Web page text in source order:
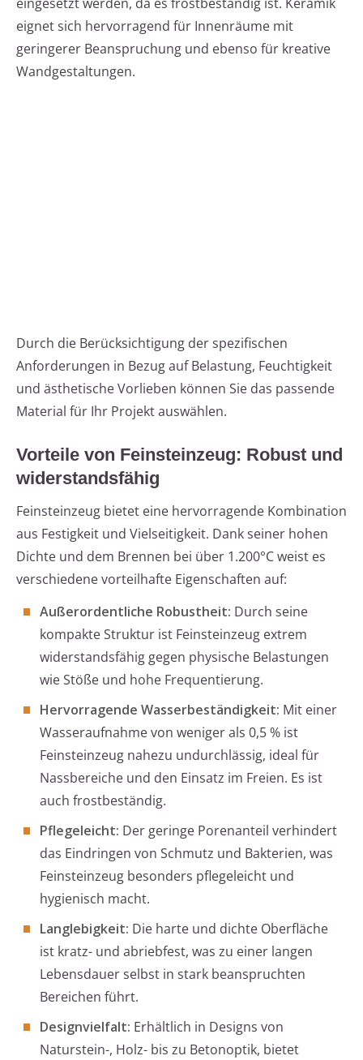
eignet sich hervorragend für Innenräume mit
geringerer Beanspruchung und ebenso für kreative
Wandgestaltungen.
Durch die Berücksichtigung der spezifischen
Anforderungen in Bezug auf Belastung, Feuchtigkeit
und ästhetische Vorlieben können Sie das passende
Material für Ihr Projekt auswählen.
Vorteile von Feinsteinzeug: Robust und
widerstandsfähig
Feinsteinzeug bietet eine hervorragende Kombination
aus Festigkeit und Vielseitigkeit. Dank seiner hohen
Dichte und dem Brennen bei über 1.200°C weist es
verschiedene vorteilhafte Eigenschaften auf:
Außerordentliche Robustheit: Durch seine
kompakte Struktur ist Feinsteinzeug extrem
widerstandsfähig gegen physische Belastungen
wie Stöße und hohe Frequentierung.
Hervorragende Wasserbeständigkeit: Mit einer
Wasseraufnahme von weniger als 0,5 % ist
Feinsteinzeug nahezu undurchlässig, ideal für
Nassbereiche und den Einsatz im Freien. Es ist
auch frostbeständig.
Pflegeleicht: Der geringe Porenanteil verhindert
das Eindringen von Schmutz und Bakterien, was
Feinsteinzeug besonders pflegeleicht und
hygienisch macht.
Langlebigkeit: Die harte und dichte Oberfläche
ist kratz- und abriebfest, was zu einer langen
Lebensdauer selbst in stark beanspruchten
Bereichen führt.
Designvielfalt: Erhältlich in Designs von
Naturstein-, Holz- bis zu Betonoptik, bietet